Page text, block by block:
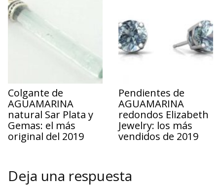
Colgante de
AGUAMARINA
natural Sar Plata y
Gemas: el más
original del 2019
Pendientes de
AGUAMARINA
redondos Elizabeth
Jewelry: los más
vendidos de 2019
Deja una respuesta